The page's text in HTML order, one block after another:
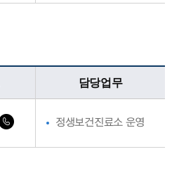
담당업무
정생보건진료소 운영